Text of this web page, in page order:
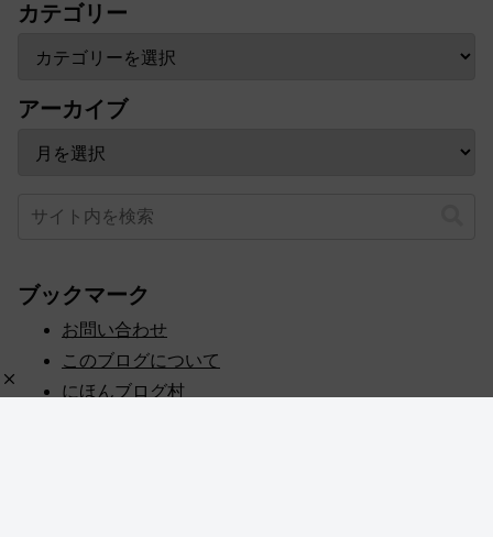
カテゴリー
アーカイブ
ブックマーク
お問い合わせ
このブログについて
にほんブログ村